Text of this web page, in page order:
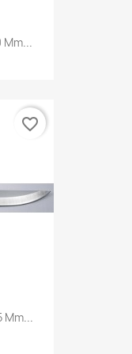
Mm...
favorite_border